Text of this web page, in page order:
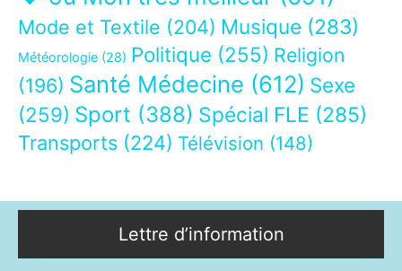
Mode et Textile (204) Musique (283)
Météorologie (28) Politique (255) Religion
(196) Santé Médecine (612) Sexe
(259) Sport (388) Spécial FLE (285)
Transports (224) Télévision (148)
Lettre d’information